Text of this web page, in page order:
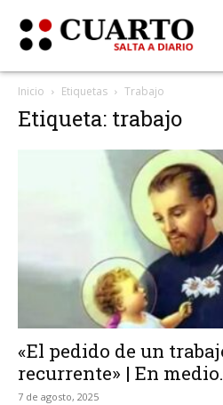
Inicio Etiquetas Trabajo
Etiqueta: trabajo
«El pedido de un
recurrente» | En
7 de agosto, 2025